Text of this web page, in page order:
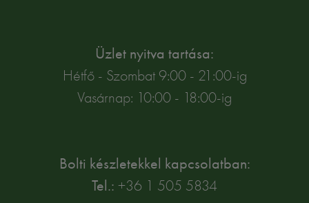
Üzlet nyitva tartása:
Hétfő - Szombat 9:00 - 21:00-ig
Vasárnap: 10:00 - 18:00-ig
Bolti készletekkel kapcsolatban:
Tel.: +36 1 505 5834